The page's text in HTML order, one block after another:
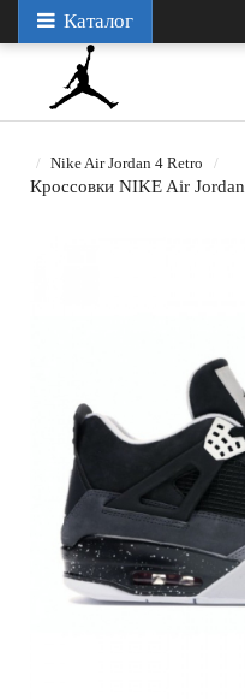
Каталог
Nike Air Jordan 4 Retro
Кроссовки NIKE Air